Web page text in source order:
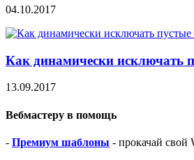
04.10.2017
Как динамически исключать
13.09.2017
Вебмастеру в помощь
- Премиум шаблоны - прокачай свой